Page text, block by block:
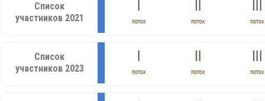
Список
участников 2021
Список
участников 2023